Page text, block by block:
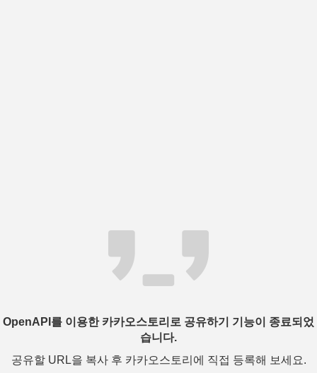
OpenAPI를 이용한 카카오스토리로 공유하기 기능이 종료되었
습니다.
공유할 URL을 복사 후 카카오스토리에 직접 등록해 보세요.